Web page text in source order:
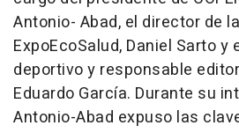
Antonio- Abad, el director de
ExpoEcoSalud, Daniel Sarto y
deportivo y responsable
Eduardo García. Durante su
Antonio-Abad expuso las